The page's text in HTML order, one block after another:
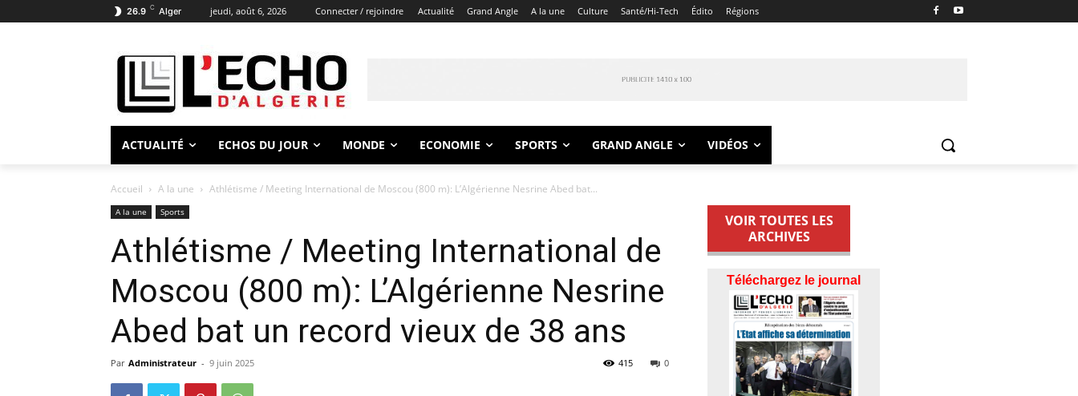
26.9 C Alger jeudi, août 6, 2026 Connecter / rejoindre Actualité Grand Angle A la une Culture Santé/Hi-Tech Édito Régions
ACTUALITÉ ECHOS DU JOUR MONDE ECONOMIE SPORTS GRAND ANGLE VIDÉOS
Accueil A la une Athlétisme / Meeting International de Moscou (800 m): L’Algérienne Nesrine Abed bat...
A la une Sports
Athlétisme / Meeting International de
Moscou (800 m): L’Algérienne Nesrine
Abed bat un record vieux de 38 ans
Par Administrateur - 9 juin 2025 0
415
VOIR TOUTES LES
ARCHIVES